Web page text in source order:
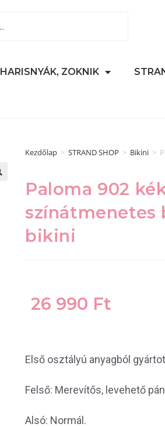
HARISNYÁK, ZOKNIK
Kezdőlap > STRAND SHOP > Bikini >
Paloma 902
színátmenetes
bikini
26 990 Ft
Első osztályú anyagból
Felső: Merevítős, levehető
Alsó: Normál.